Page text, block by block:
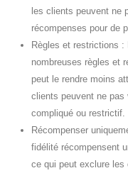
les clients peuvent ne
récompenses pour de
Règles et restrictions
nombreuses règles et
peut le rendre moins
clients peuvent ne pas
compliqué ou restrictif.
Récompenser
fidélité récompensent
ce qui peut exclure les